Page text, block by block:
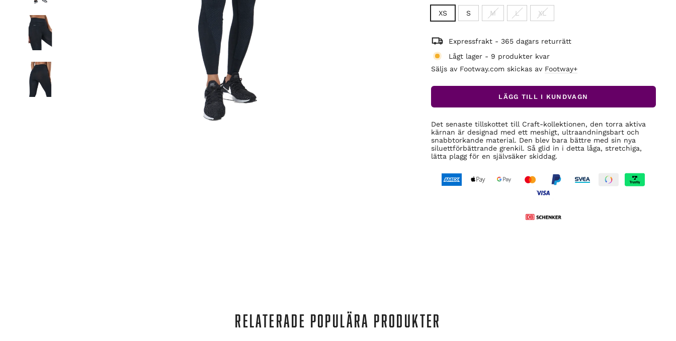
XS S M L XL
Expressfrakt - 365 dagars returrätt
Lågt lager - 9 produkter kvar
Säljs av Footway.com skickas av Footway+
LÄGG TILL I KUNDVAGN
Det senaste tillskottet till Craft-kollektionen, den torra aktiva
kärnan är designad med ett meshigt, ultraandningsbart och
snabbtorkande material. Den blev bara bättre med sin nya
siluettförbättrande grenkil. Så glid in i detta låga, stretchiga,
lätta plagg för en självsäker skiddag.
RELATERADE POPULÄRA PRODUKTER